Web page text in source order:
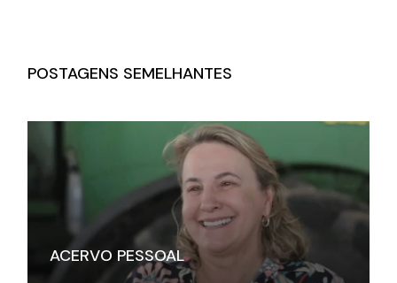
POSTAGENS SEMELHANTES
ACERVO PESSOAL